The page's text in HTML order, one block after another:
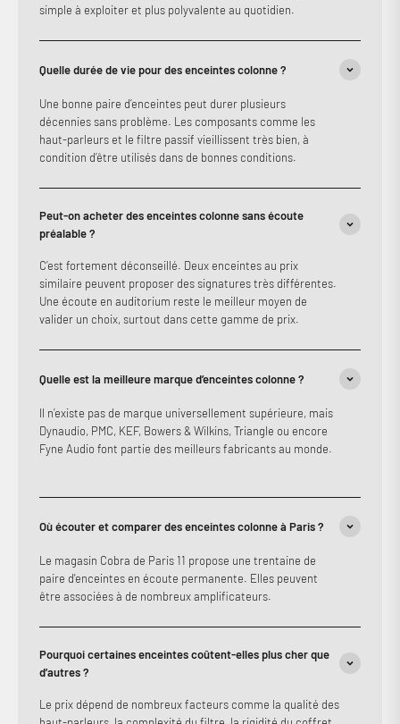
simple à exploiter et plus polyvalente au quotidien.
Quelle durée de vie pour des enceintes colonne ?
Une bonne paire d’enceintes peut durer plusieurs
décennies sans problème. Les composants comme les
haut-parleurs et le filtre passif vieillissent très bien, à
condition d’être utilisés dans de bonnes conditions.
Peut-on acheter des enceintes colonne sans écoute
préalable ?
C’est fortement déconseillé. Deux enceintes au prix
similaire peuvent proposer des signatures très différentes.
Une écoute en auditorium reste le meilleur moyen de
valider un choix, surtout dans cette gamme de prix.
Quelle est la meilleure marque d’enceintes colonne ?
Il n’existe pas de marque universellement supérieure, mais
Dynaudio, PMC, KEF, Bowers & Wilkins, Triangle ou encore
Fyne Audio font partie des meilleurs fabricants au monde.
Où écouter et comparer des enceintes colonne à Paris ?
Le magasin Cobra de Paris 11 propose une trentaine de
paire d'enceintes en écoute permanente. Elles peuvent
être associées à de nombreux amplificateurs.
Pourquoi certaines enceintes coûtent-elles plus cher que
d’autres ?
Le prix dépend de nombreux facteurs comme la qualité des